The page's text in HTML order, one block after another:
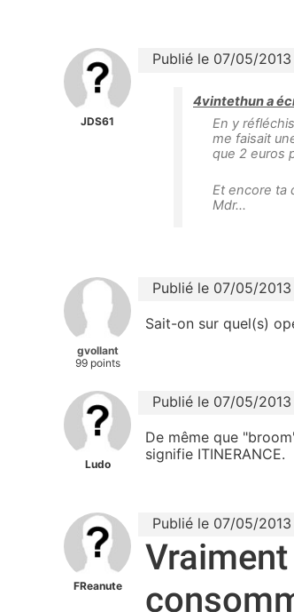
JDS61
Publié le 07/05/2013
4vintethun a
En y
me faisait
que 2 euros
Et encore ta
Mdr...
gvollant
99 points
Publié le 07/05/2013
Sait-on sur quel(s)
Ludo
Publié le 07/05/2013
De même que
signifie ITINERANCE.
FReanute
Publié le 07/05/